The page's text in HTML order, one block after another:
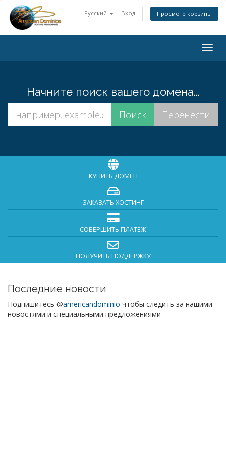
Русский Вход Просмотр корзины
Начните поиск вашего домена...
КУПИТЬ ДОМЕН
ЗАКАЗАТЬ ХОСТИНГ
СОВЕРШИТЬ ПЛАТЕЖ
ПОЛУЧИТЬ ПОДДЕРЖКУ
Последние новости
Подпишитесь @americandominio чтобы следить за нашими
новостями и специальными предложениями